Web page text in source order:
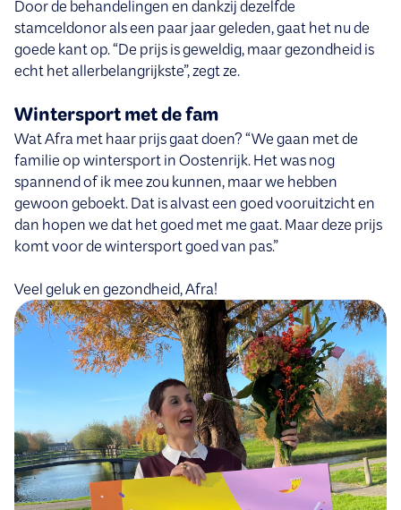
Door de behandelingen en dankzij dezelfde
stamceldonor als een paar jaar geleden, gaat het nu de
goede kant op. “De prijs is geweldig, maar gezondheid is
echt het allerbelangrijkste”, zegt ze.
Wintersport met de fam
Wat Afra met haar prijs gaat doen? “We gaan met de
familie op wintersport in Oostenrijk. Het was nog
spannend of ik mee zou kunnen, maar we hebben
gewoon geboekt. Dat is alvast een goed vooruitzicht en
dan hopen we dat het goed met me gaat. Maar deze prijs
komt voor de wintersport goed van pas.”
Veel geluk en gezondheid, Afra!